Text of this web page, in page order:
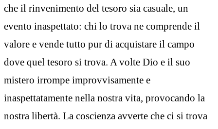
che il rinvenimento del tesoro sia casuale, un
evento inaspettato: chi lo trova ne comprende il
valore e vende tutto pur di acquistare il campo
dove quel tesoro si trova. A volte Dio e il suo
mistero irrompe improvvisamente e
inaspettatamente nella nostra vita, provocando la
nostra libertà. La coscienza avverte che ci si trova